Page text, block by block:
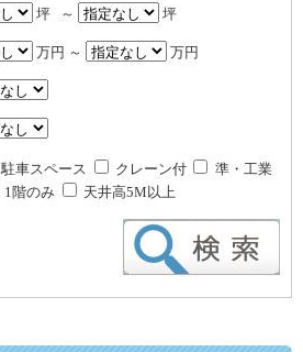
坪 ～ 坪
万円 ～ 万円
駐車スペース クレーン付
準・工業
1階のみ 天井高5M以上